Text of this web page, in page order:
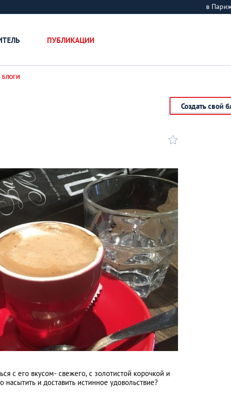
в
ПУБЛИКАЦИИ
БЛОГИ
Создать свой
с его вкусом- свежего, с золотистой корочкой и
и доставить истинное удовольствие?
Что значит быть
женой